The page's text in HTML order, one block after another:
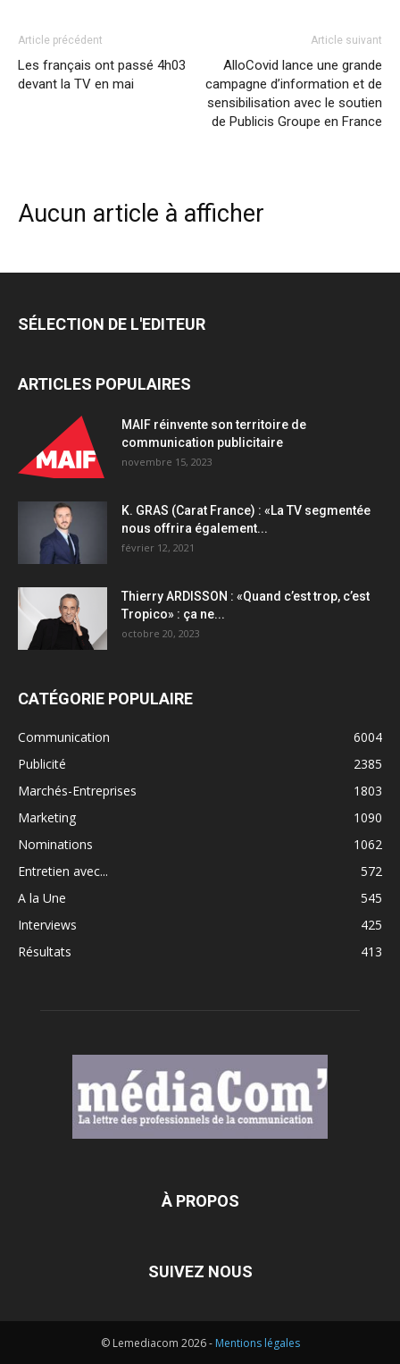
Article précédent
Les français ont passé 4h03
devant la TV en mai
Article suivant
AlloCovid lance une grande
campagne d’information et de
sensibilisation avec le soutien
de Publicis Groupe en France
Aucun article à afficher
SÉLECTION DE L'EDITEUR
ARTICLES POPULAIRES
MAIF réinvente son territoire de
communication publicitaire
novembre 15, 2023
K. GRAS (Carat France) : «La TV segmentée
nous offrira également...
février 12, 2021
Thierry ARDISSON : «Quand c’est trop, c’est
Tropico» : ça ne...
octobre 20, 2023
CATÉGORIE POPULAIRE
Communication
6004
Publicité
2385
Marchés-Entreprises
1803
Marketing
1090
Nominations
1062
Entretien avec...
572
A la Une
545
Interviews
425
Résultats
413
À PROPOS
SUIVEZ NOUS
© Lemediacom 2026 - Mentions légales